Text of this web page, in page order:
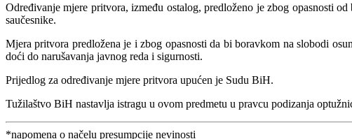
Određivanje mjere pritvora, između ostalog, predloženo je zbog opasnosti
saučesnike.
Mjera pritvora predložena je i zbog opasnosti da bi boravkom na slobodi
doći do narušavanja javnog reda i sigurnosti.
Prijedlog za određivanje mjere pritvora upućen je Sudu BiH.
Tužilaštvo BiH nastavlja istragu u ovom predmetu u pravcu podizanja
*napomena o načelu presumpcije nevinosti